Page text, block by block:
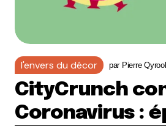
l'envers du décor par Pierre Qyrool
CityCrunch
Coronavirus :